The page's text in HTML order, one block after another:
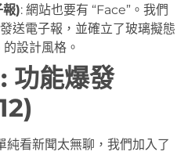
): 網站也要有 “Face”。我們
送電子報，並確立了玻璃擬態
設計風格。
功能爆發
純看新聞太無聊，我們加入了